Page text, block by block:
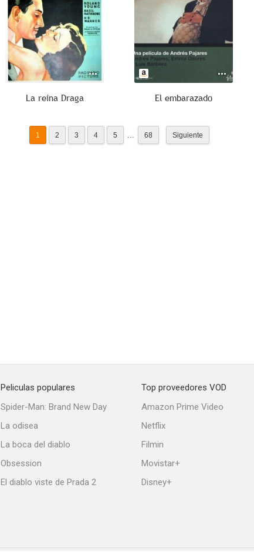
La reina Draga El embarazado
1 2 3 4 5 ... 68 Siguiente
Peliculas populares
Spider-Man: Brand New Day
La odisea
La boca del diablo
Obsession
El diablo viste de Prada 2
Top proveedores VOD
Amazon Prime Video
Netflix
Filmin
Movistar+
Disney+